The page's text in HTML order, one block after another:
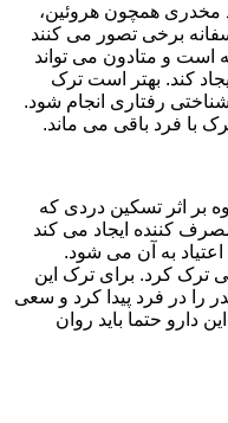
مخدری همچون هروئین،
برخی تصور می کنند
است و متادون می تواند
کند. بهتر است ترک
شناختی رفتاری انجام شود.
با فرد باقی می ماند.
بر اثر تسکین دردی که
کننده ایجاد می کند
به آن می شود.
ترک کرد. برای ترک این
را در فرد پیدا کرد و سعی
حتما باید روان